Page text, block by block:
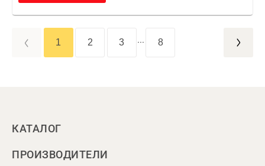
1 2 3 8
КАТАЛОГ
ПРОИЗВОДИТЕЛИ